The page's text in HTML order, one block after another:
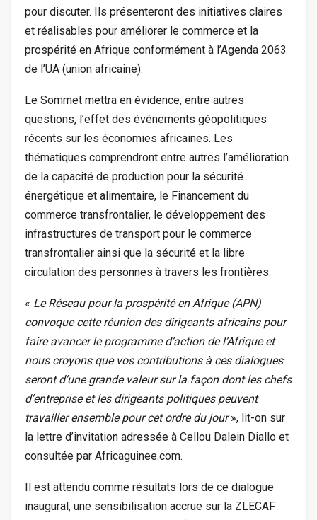
pour discuter. Ils présenteront des initiatives claires
et réalisables pour améliorer le commerce et la
prospérité en Afrique conformément à l’Agenda 2063
de l’UA (union africaine).
Le Sommet mettra en évidence, entre autres
questions, l’effet des événements géopolitiques
récents sur les économies africaines. Les
thématiques comprendront entre autres l’amélioration
de la capacité de production pour la sécurité
énergétique et alimentaire, le Financement du
commerce transfrontalier, le développement des
infrastructures de transport pour le commerce
transfrontalier ainsi que la sécurité et la libre
circulation des personnes à travers les frontières.
« Le Réseau pour la prospérité en Afrique (APN)
convoque cette réunion des dirigeants africains pour
faire avancer le programme d’action de l’Afrique et
nous croyons que vos contributions à ces dialogues
seront d’une grande valeur sur la façon dont les chefs
d’entreprise et les dirigeants politiques peuvent
travailler ensemble pour cet ordre du jour», lit-on sur
la lettre d’invitation adressée à Cellou Dalein Diallo et
consultée par Africaguinee.com.
Il est attendu comme résultats lors de ce dialogue
inaugural, une sensibilisation accrue sur la ZLECAF